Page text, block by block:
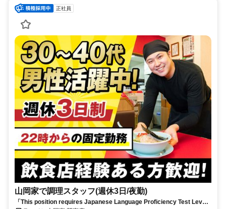
正社員
山岡家で調理スタッフ(週休3日/夜勤)
「This position requires Japanese Language Proficiency Test Level